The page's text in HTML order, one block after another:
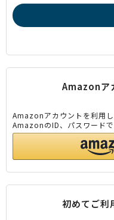
Amazonア
Amazonアカウントを利用し
AmazonのID、パスワードで
初めてご利